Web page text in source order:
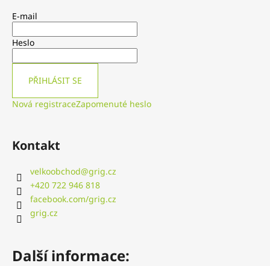
E-mail
Heslo
PŘIHLÁSIT SE
Nová registraceZapomenuté heslo
Kontakt
velkoobchod@grig.cz
+420 722 946 818
facebook.com/grig.cz
grig.cz
Další informace: